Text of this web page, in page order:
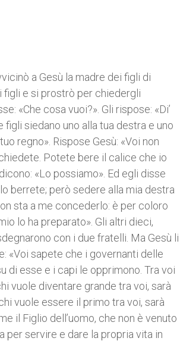
a Gesù la madre dei figli di
figli e si prostrò per chiedergli
«Che cosa vuoi?». Gli rispose: «Di’
figli siedano uno alla tua destra e uno
regno». Rispose Gesù: «Voi non
Potete bere il calice che io
«Lo possiamo». Ed egli disse
berrete; però sedere alla mia destra
sta a me concederlo: è per coloro
lo ha preparato». Gli altri dieci,
con i due fratelli. Ma Gesù li
«Voi sapete che i governanti delle
di esse e i capi le opprimono. Tra voi
vuole diventare grande tra voi, sarà
vuole essere il primo tra voi, sarà
il Figlio dell’uomo, che non è venuto
per servire e dare la propria vita in